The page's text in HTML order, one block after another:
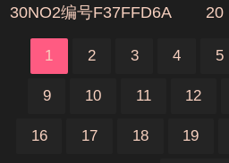
30NO2编号F37FFD6A
20
1 2 3 4 5
9 10 11 12
16 17 18 19